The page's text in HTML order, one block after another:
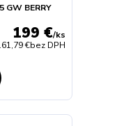
GW BERRY
199 €/ks
€bez DPH